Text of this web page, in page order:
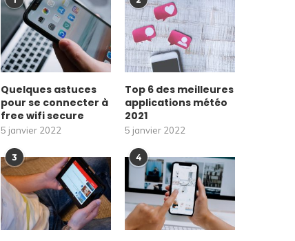
Quelques astuces
pour se connecter à
free wifi secure
5 janvier 2022
Top 6 des meilleures
applications météo
2021
5 janvier 2022
3 4